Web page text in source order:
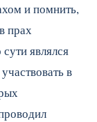
и помнить,
прах
являлся
в